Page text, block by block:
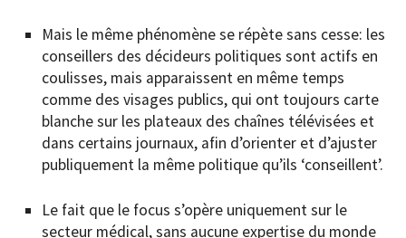
Mais le même phénomène se répète sans cesse: les
conseillers des décideurs politiques sont actifs en
coulisses, mais apparaissent en même temps
comme des visages publics, qui ont toujours carte
blanche sur les plateaux des chaînes télévisées et
dans certains journaux, afin d’orienter et d’ajuster
publiquement la même politique qu’ils ‘conseillent’.
Le fait que le focus s’opère uniquement sur le
secteur médical, sans aucune expertise du monde